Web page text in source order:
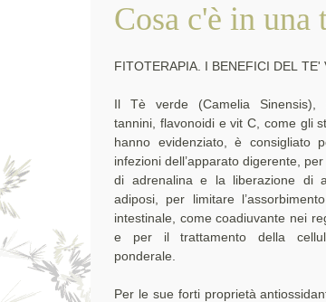
Cosa c'è in una
FITOTERAPIA. I BENEFICI DEL TE'
Il Tè verde (Camelia Sinensis),
tannini, flavonoidi e vit C, come gli
hanno evidenziato, è consigliato
infezioni dell’apparato digerente,
di adrenalina e la liberazione di
adiposi, per limitare
intestinale, come coadiuvante nei
e per il trattamento della
ponderale.
Per le sue forti proprietà antiossidanti